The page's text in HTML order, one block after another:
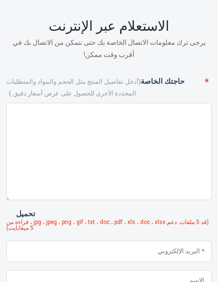
الاستعلام عبر الإنترنت
يرجى ترك معلومات الاتصال الخاصة بك حتى نتمكن من الاتصال بك في
أقرب وقت ممكن!
حاجتك الخاصة(أدخل تفاصيل المنتج مثل الحجم والمواد والمتطلبات
المحددة الأخرى للحصول على عرض أسعار دقيق.)
تحميل
(قد 5 ملفات. دعم jpg ، jpeg ، png ، gif ، txt ، doc ، pdf ، xls ، doc ، xlsx ، قراءة من
5 ميغابايت)